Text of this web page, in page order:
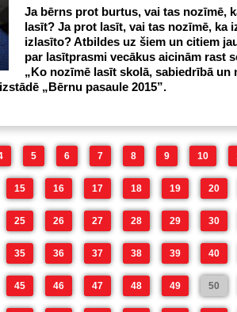
Ja bērns prot burtus, vai tas nozīmē,
lasīt? Ja prot lasīt, vai tas nozīmē, ka
izlasīto? Atbildes uz šiem un citiem
par lasītprasmi vecākus aicinām rast
„Ko nozīmē lasīt skolā, sabiedrībā un
„Bērnu pasaule 2015”.
5 6 7 8 9 10
15 16 17 18 19 20
25 26 27 28 29 30
35 36 37 38 39 40
45 46 47 48 49 50